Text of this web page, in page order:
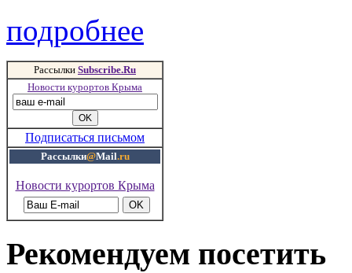
подробнее
Рассылки Subscribe.Ru
Новости курортов Крыма
Подписаться письмом
Рассылки@Mail.ru
Новости курортов Крыма
Рекомендуем посетить